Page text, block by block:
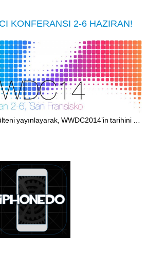
KONFERANSI 2-6 HAZIRAN!
yayınlayarak, WWDC2014’in tarihini …